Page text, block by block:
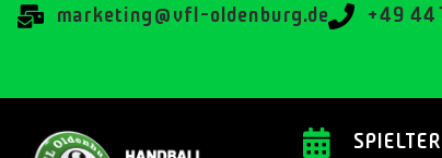
ed.grubnedlo-lfv
@gnitekram +49